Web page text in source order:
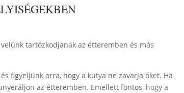
tartózkodjanak az étteremben és más
figyeljünk arra, hogy a kutya ne zavarja őket. Ha
az étteremben. Emellett fontos, hogy a